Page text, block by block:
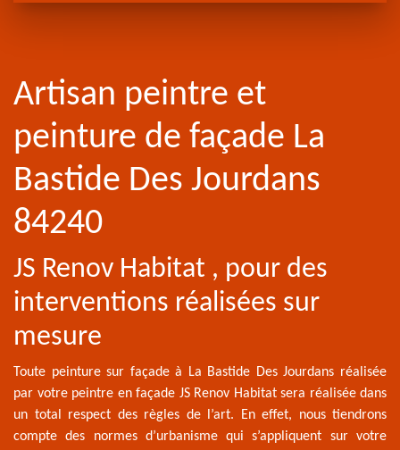
Artisan peintre et
peinture de façade La
Bastide Des Jourdans
84240
JS Renov Habitat , pour des
interventions réalisées sur
mesure
Toute peinture sur façade à La Bastide Des Jourdans réalisée
par votre peintre en façade JS Renov Habitat sera réalisée dans
un total respect des règles de l’art. En effet, nous tiendrons
compte des normes d’urbanisme qui s’appliquent sur votre